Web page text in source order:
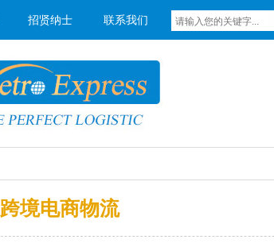
招贤纳士 联系我们
跨境电商物流